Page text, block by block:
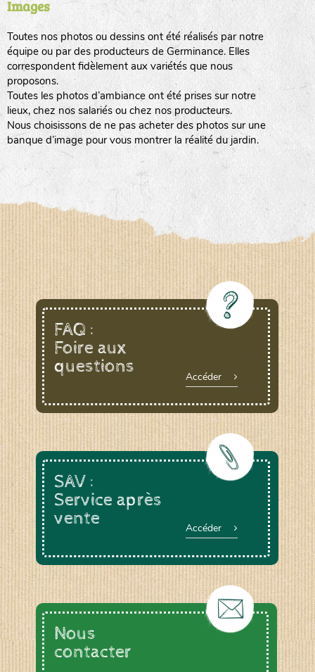
www.laboiteagraines.com
L’AUBEPIN (PDO)
www.aubepin.fr
LE BIAU GERME (LBG)
www.biaugerme.com
SATIVA RHEINAU (SAD)
www.sativa-
rheinau.ch
SEMAILLES (SEM)
www.semaille.com
Images
Toutes nos photos ou dessins ont été réalisés par notre
équipe ou par des producteurs de Germinance. Elles
correspondent fidèlement aux variétés que nous
proposons.
Toutes les photos d’ambiance ont été prises sur notre
lieux, chez nos salariés ou chez nos producteurs.
Nous choisissons de ne pas acheter des photos sur une
banque d’image pour vous montrer la réalité du jardin.
FAQ :
Foire aux
questions
Accéder
SAV :
Service après
vente
Accéder
Nous
contacter